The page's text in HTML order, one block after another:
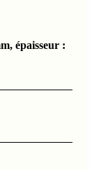
épaisseur :